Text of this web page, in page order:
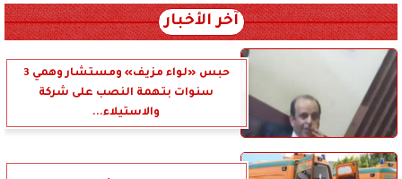
آخر الأخبار
حبس «لواء مزيف» ومستشار وهمي 3
سنوات بتهمة النصب على شركة
والاستيلاء...